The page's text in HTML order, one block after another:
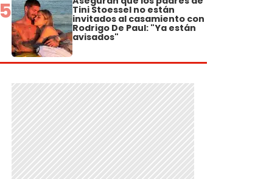
5 Tini Stoessel no están
invitados al casamiento con
Rodrigo De Paul: "Ya están
avisados"